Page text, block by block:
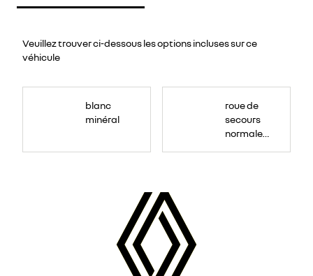
Veuillez trouver ci-dessous les options incluses sur ce
véhicule
blanc
minéral
roue de
secours
normale